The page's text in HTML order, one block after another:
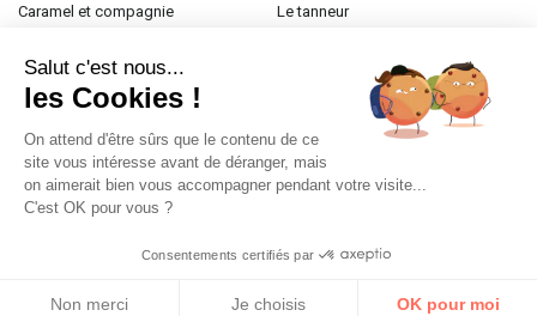
caramel et compagnie
donna celi
eastpak
elite
emily & noah
esprit
etrier
fabrizio
le tanneur
paul marius
samsonite
tamaris
valentino
Salut c'est nous...
les Cookies !
On attend d'être sûrs que le contenu de ce
site vous intéresse avant de déranger, mais
on aimerait bien vous accompagner pendant votre visite...
C'est OK pour vous ?
Consentements certifiés par
Non merci Je choisis OK pour moi